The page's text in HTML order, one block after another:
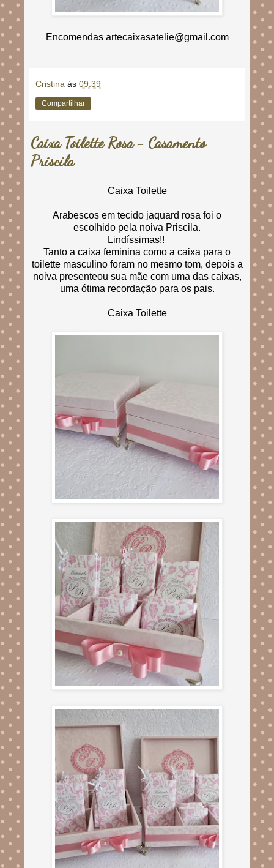
Encomendas artecaixasatelie@gmail.com
Cristina às 09:39
Compartilhar
Caixa Toilette Rosa - Casamento
Priscila
Caixa Toilette
Arabescos em tecido jaquard rosa foi o
escolhido pela noiva Priscila.
Lindíssimas!!
Tanto a caixa feminina como a caixa para o
toilette masculino foram no mesmo tom, depois a
noiva presenteou sua mãe com uma das caixas,
uma ótima recordação para os pais.
Caixa Toilette